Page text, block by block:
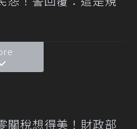
關稅想得美！財政部